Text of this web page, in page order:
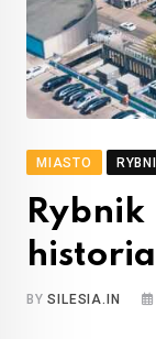
MIASTO
BYSILESIA.IN